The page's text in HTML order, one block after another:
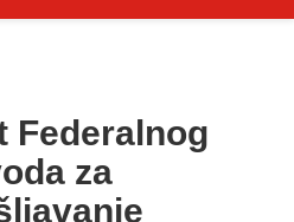
Federalnog
za